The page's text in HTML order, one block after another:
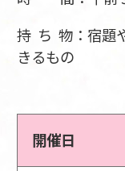
持 ち 物：宿題
きるもの
開催日